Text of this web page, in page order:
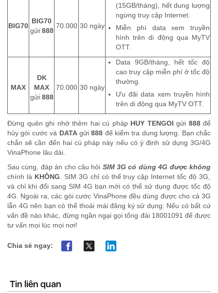
BIG70
BIG70
gửi888
70.000 30 ngày
(15GB/tháng), hết dung lượng
ngừng truy cập Internet.
Miễn phí data xem truyền
hình trên di động qua MyTV
OTT.
MAX
DK
MAX
gửi888
70.000 30 ngày
Data 9GB/tháng, hết tốc độ
cao truy cập miễn phí ở tốc độ
thường.
Ưu đãi data xem truyền hình
trên di động qua MyTV OTT.
Đừng quên ghi nhớ thêm hai cú pháp HUY TENGOI gửi 888để
hủy gói cước và DATAgửi888 để kiểm tra dung lượng. Bạn chắc
chắn sẽ cần đến hai cú pháp này nếu có ý định sử dụng 3G/4G
VinaPhone lâu dài.
Sau cùng, đáp án cho câu hỏi SIM 3G có dùng 4G được không
chính là KHÔNG . SIM 3G chỉ có thể truy cập Internet tốc độ 3G,
và chỉ khi đổi sang SIM 4G bạn mới có thể sử dụng được tốc độ
4G. Ngoài ra, các gói cước VinaPhone đều dùng được cho cả 3G
lẫn 4G nên bạn có thể thoải mái đăng ký sử dụng. Nếu có bất cứ
vấn đề nào khác, đừng ngần ngại gọi tổng đài 18001091 để được
tư vấn mọi lúc mọi nơi!
Chia sẻ ngay:
Tin liên quan